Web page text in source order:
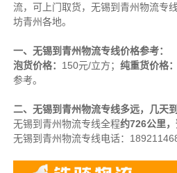
流，可上门取货，无锡到青州物流专
坊青州各地。
一、无锡到青州物流专线价格参考：
泡货价格： 150元/立方； 纯重货价格：
参考。
二、无锡到青州物流专线多远，几天到
无锡到青州物流专线全程约726公里
无锡到青州物流专线电话：